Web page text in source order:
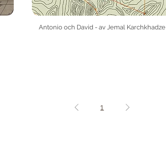
Antonio och David - av Jemal Karchkhadze
1